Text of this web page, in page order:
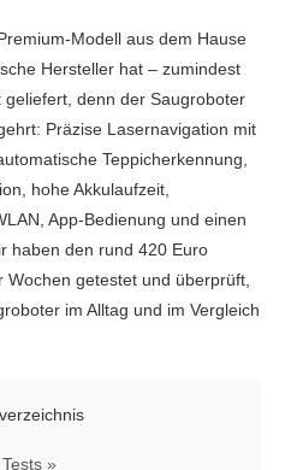
Modell aus dem Hause
Hersteller hat – zumindest
denn der Saugroboter
Präzise Lasernavigation mit
Teppicherkennung,
hohe Akkulaufzeit,
App-Bedienung und einen
haben den rund 420 Euro
getestet und überprüft,
im Alltag und im Vergleich